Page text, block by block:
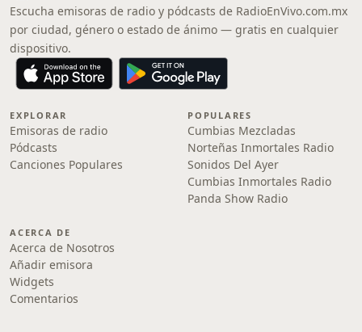
Escucha emisoras de radio y pódcasts de RadioEnVivo.com.mx
por ciudad, género o estado de ánimo — gratis en cualquier
dispositivo.
EXPLORAR
Emisoras de radio
Pódcasts
Canciones Populares
POPULARES
Cumbias Mezcladas
Norteñas Inmortales Radio
Sonidos Del Ayer
Cumbias Inmortales Radio
Panda Show Radio
ACERCA DE
Acerca de Nosotros
Añadir emisora
Widgets
Comentarios